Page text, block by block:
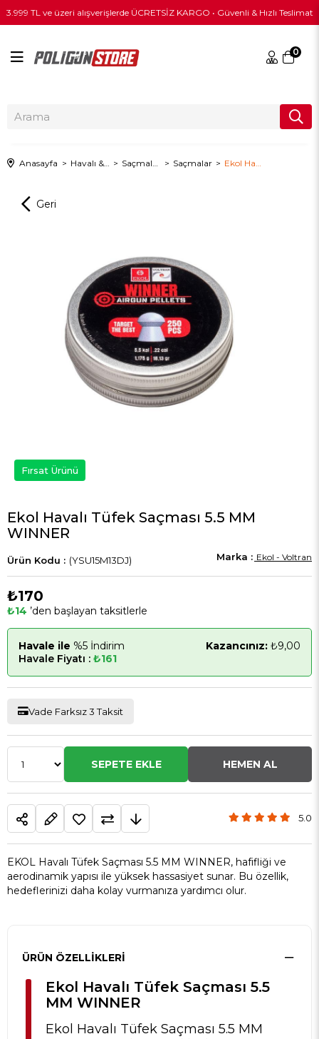
3.999 TL ve üzeri alışverişlerde ÜCRETSİZ KARGO • Güvenli & Hızlı Teslimat
0
Anasayfa Saçmalar
Fırsat Ürünü
Ekol Havalı Tüfek Saçması 5.5 MM
WINNER
(YSU15M13DJ) Ekol - Voltran
₺170
₺14 ’den başlayan taksitlerle
Havale ile %5 İndirim Kazancınız: ₺9,00
Havale Fiyatı : ₺161
Vade Farksız 3 Taksit
5.0
EKOL Havalı Tüfek Saçması 5.5 MM WINNER, hafifliği ve
aerodinamik yapısı ile yüksek hassasiyet sunar. Bu özellik,
hedeflerinizi daha kolay vurmanıza yardımcı olur.
ÜRÜN ÖZELLIKLERI
Ekol Havalı Tüfek Saçması 5.5
MM WINNER
Ekol Havalı Tüfek Saçması 5.5 MM